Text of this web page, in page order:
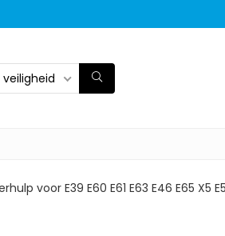
voor E39 E60 E61 E63 E46 E65 X5